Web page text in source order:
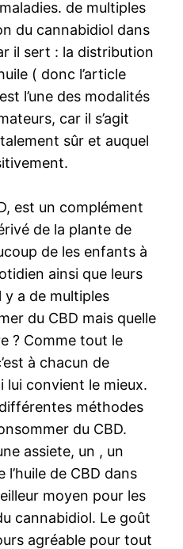
de multiples
du cannabidiol dans
il sert : la distribution
( donc l’article
l’une des modalités
car il s’agit
sûr et auquel
est un complément
de la plante de
de les enfants à
ainsi que leurs
y a de multiples
du CBD mais quelle
? Comme tout le
à chacun de
lui convient le mieux.
méthodes
du CBD.
assiete, un , un
de CBD dans
moyen pour les
cannabidiol. Le goût
agréable pour tout